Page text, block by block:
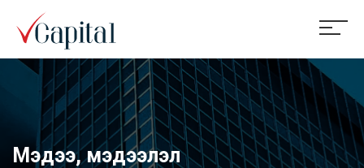
Мэдээ, мэдээлэл